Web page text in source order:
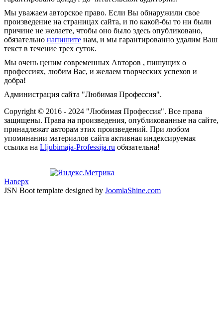
Мы уважаем авторское право. Если Вы обнаружили свое
произведение на страницах сайта, и по какой-бы то ни были
причине не желаете, чтобы оно было здесь опубликовано,
обязательно напишите нам, и мы гарантированно удалим Ваш
текст в течение трех суток.
Мы очень ценим современных Авторов , пишущих о
профессиях, любим Вас, и желаем творческих успехов и
добра!
Администрация сайта "Любимая Профессия".
Copyright © 2016 - 2024 "Любимая Профессия". Все права
защищены. Права на произведения, опубликованные на сайте,
принадлежат авторам этих произведений. При любом
упоминании материалов сайта активная индексируемая
ссылка на Lljubimaja-Professija.ru обязательна!
Наверх
JSN Boot template designed by JoomlaShine.com